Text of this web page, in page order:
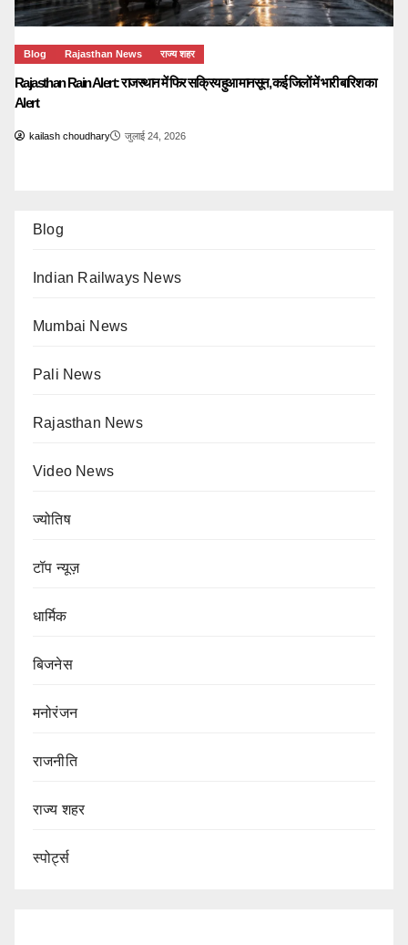
Blog Rajasthan News राज्य शहर
Rajasthan Rain Alert: राजस्थान में फिर सक्रिय हुआ मानसून, कई जिलों में भारी बारिश का
Alert
kailash choudhary जुलाई 24, 2026
Blog
Indian Railways News
Mumbai News
Pali News
Rajasthan News
Video News
ज्योतिष
टॉप न्यूज़
धार्मिक
बिजनेस
मनोरंजन
राजनीति
राज्य शहर
स्पोर्ट्स